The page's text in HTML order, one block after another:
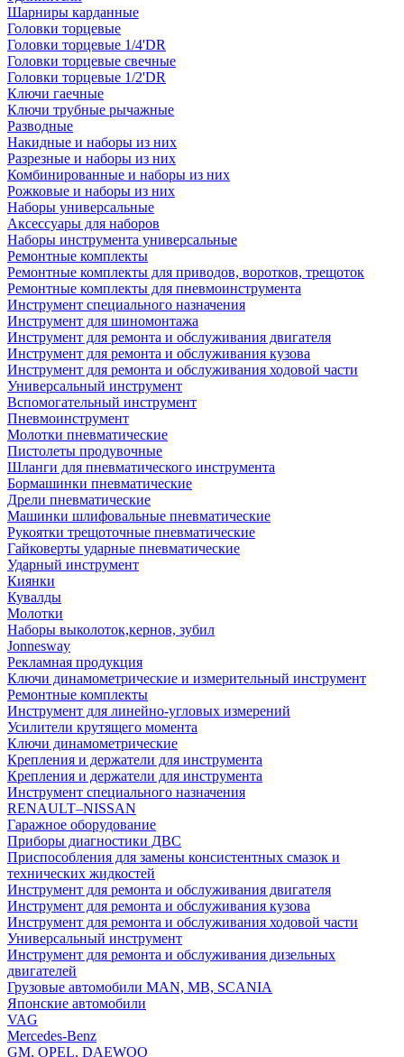
Шарниры карданные
Головки торцевые
Головки торцевые 1/4'DR
Головки торцевые свечные
Головки торцевые 1/2'DR
Ключи гаечные
Ключи трубные рычажные
Разводные
Накидные и наборы из них
Разрезные и наборы из них
Комбинированные и наборы из них
Рожковые и наборы из них
Наборы универсальные
Аксессуары для наборов
Наборы инструмента универсальные
Ремонтные комплекты
Ремонтные комплекты для приводов, воротков, трещоток
Ремонтные комплекты для пневмоинструмента
Инструмент специального назначения
Инструмент для шиномонтажа
Инструмент для ремонта и обслуживания двигателя
Инструмент для ремонта и обслуживания кузова
Инструмент для ремонта и обслуживания ходовой части
Универсальный инструмент
Вспомогательный инструмент
Пневмоинструмент
Молотки пневматические
Пистолеты продувочные
Шланги для пневматического инструмента
Бормашинки пневматические
Дрели пневматические
Машинки шлифовальные пневматические
Рукоятки трещоточные пневматические
Гайковерты ударные пневматические
Ударный инструмент
Киянки
Кувалды
Молотки
Наборы выколоток,кернов, зубил
Jonnesway
Рекламная продукция
Ключи динамометрические и измерительный инструмент
Ремонтные комплекты
Инструмент для линейно-угловых измерений
Усилители крутящего момента
Ключи динамометрические
Крепления и держатели для инструмента
Крепления и держатели для инструмента
Инструмент специального назначения
RENAULT–NISSAN
Гаражное оборудование
Приборы диагностики ДВС
Приспособления для замены консистентных смазок и
технических жидкостей
Инструмент для ремонта и обслуживания двигателя
Инструмент для ремонта и обслуживания кузова
Инструмент для ремонта и обслуживания ходовой части
Универсальный инструмент
Инструмент для ремонта и обслуживания дизельных
двигателей
Грузовые автомобили MAN, MB, SCANIA
Японские автомобили
VAG
Mercedes-Benz
GM, OPEL, DAEWOO